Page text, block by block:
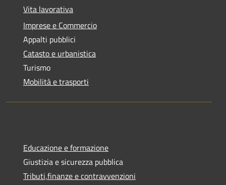
Vita lavorativa
Imprese e Commercio
Appalti pubblici
Catasto e urbanistica
Turismo
Mobilità e trasporti
Educazione e formazione
Giustizia e sicurezza pubblica
Tributi,finanze e contravvenzioni